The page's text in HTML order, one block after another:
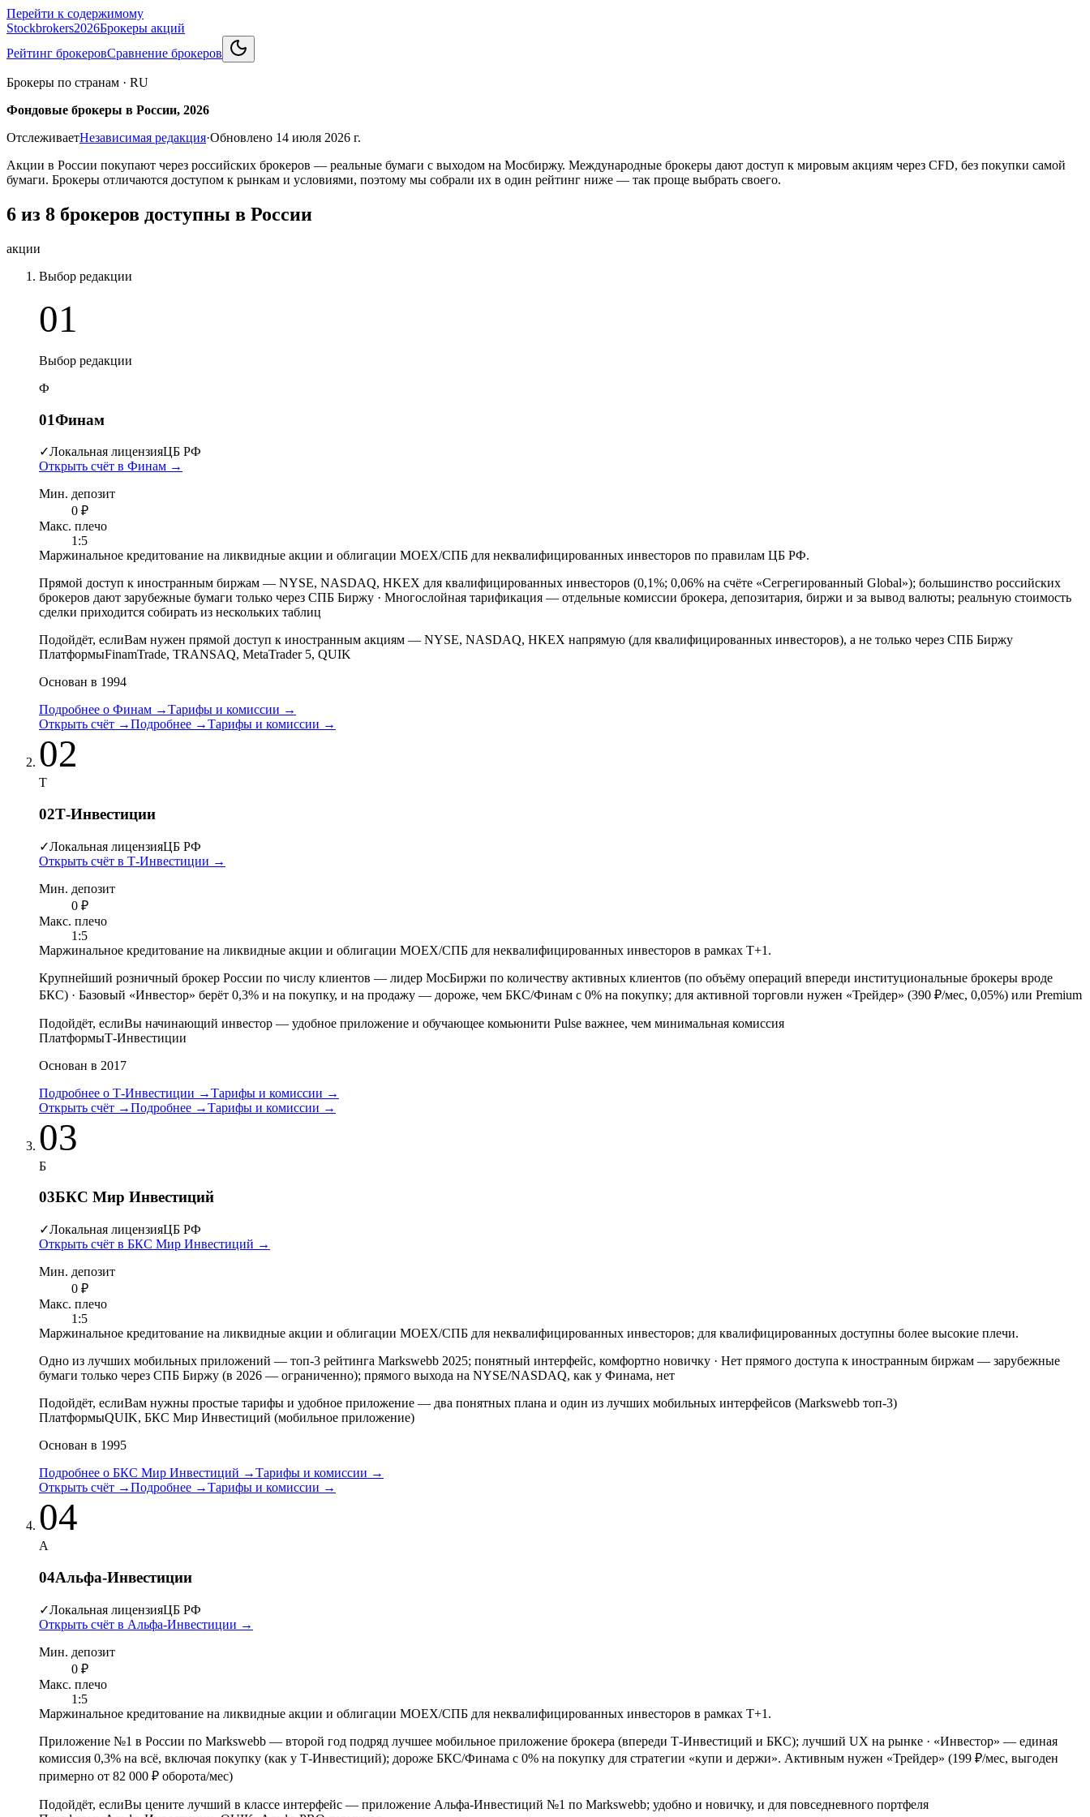
Перейти к содержимому
Stockbrokers2026Брокеры акций
Рейтинг брокеровСравнение брокеров
Брокеры по странам · RU
Фондовые брокеры в России, 2026
ОтслеживаетНезависимая редакция·Обновлено 14 июля 2026 г.
Акции в России покупают через российских брокеров — реальные бумаги с выходом на Мосбиржу. Международные брокеры дают доступ к мировым акциям через CFD, без покупки самой
бумаги. Брокеры отличаются доступом к рынкам и условиями, поэтому мы собрали их в один рейтинг ниже — так проще выбрать своего.
6 из 8 брокеров доступны в России
акции
Выбор редакции
01
Выбор редакции
Ф
01Финам
✓Локальная лицензияЦБ РФ
Открыть счёт в Финам →
Мин. депозит
0 ₽
Макс. плечо
1:5
Маржинальное кредитование на ликвидные акции и облигации MOEX/СПБ для неквалифицированных инвесторов по правилам ЦБ РФ.
Прямой доступ к иностранным биржам — NYSE, NASDAQ, HKEX для квалифицированных инвесторов (0,1%; 0,06% на счёте «Сегрегированный Global»); большинство российских
брокеров дают зарубежные бумаги только через СПБ Биржу · Многослойная тарификация — отдельные комиссии брокера, депозитария, биржи и за вывод валюты; реальную стоимость
сделки приходится собирать из нескольких таблиц
Подойдёт, еслиВам нужен прямой доступ к иностранным акциям — NYSE, NASDAQ, HKEX напрямую (для квалифицированных инвесторов), а не только через СПБ Биржу
ПлатформыFinamTrade, TRANSAQ, MetaTrader 5, QUIK
Основан в 1994
Подробнее о Финам →Тарифы и комиссии →
Открыть счёт →Подробнее →Тарифы и комиссии →
02
Т
02Т-Инвестиции
✓Локальная лицензияЦБ РФ
Открыть счёт в Т-Инвестиции →
Мин. депозит
0 ₽
Макс. плечо
1:5
Маржинальное кредитование на ликвидные акции и облигации MOEX/СПБ для неквалифицированных инвесторов в рамках T+1.
Крупнейший розничный брокер России по числу клиентов — лидер МосБиржи по количеству активных клиентов (по объёму операций впереди институциональные брокеры вроде
БКС) · Базовый «Инвестор» берёт 0,3% и на покупку, и на продажу — дороже, чем БКС/Финам с 0% на покупку; для активной торговли нужен «Трейдер» (390 ₽/мес, 0,05%) или Premium
Подойдёт, еслиВы начинающий инвестор — удобное приложение и обучающее комьюнити Pulse важнее, чем минимальная комиссия
ПлатформыТ-Инвестиции
Основан в 2017
Подробнее о Т-Инвестиции →Тарифы и комиссии →
Открыть счёт →Подробнее →Тарифы и комиссии →
03
Б
03БКС Мир Инвестиций
✓Локальная лицензияЦБ РФ
Открыть счёт в БКС Мир Инвестиций →
Мин. депозит
0 ₽
Макс. плечо
1:5
Маржинальное кредитование на ликвидные акции и облигации MOEX/СПБ для неквалифицированных инвесторов; для квалифицированных доступны более высокие плечи.
Одно из лучших мобильных приложений — топ-3 рейтинга Markswebb 2025; понятный интерфейс, комфортно новичку · Нет прямого доступа к иностранным биржам — зарубежные
бумаги только через СПБ Биржу (в 2026 — ограниченно); прямого выхода на NYSE/NASDAQ, как у Финама, нет
Подойдёт, еслиВам нужны простые тарифы и удобное приложение — два понятных плана и один из лучших мобильных интерфейсов (Markswebb топ-3)
ПлатформыQUIK, БКС Мир Инвестиций (мобильное приложение)
Основан в 1995
Подробнее о БКС Мир Инвестиций →Тарифы и комиссии →
Открыть счёт →Подробнее →Тарифы и комиссии →
04
А
04Альфа-Инвестиции
✓Локальная лицензияЦБ РФ
Открыть счёт в Альфа-Инвестиции →
Мин. депозит
0 ₽
Макс. плечо
1:5
Маржинальное кредитование на ликвидные акции и облигации MOEX/СПБ для неквалифицированных инвесторов в рамках T+1.
Приложение №1 в России по Markswebb — второй год подряд лучшее мобильное приложение брокера (впереди Т-Инвестиций и БКС); лучший UX на рынке · «Инвестор» — единая
комиссия 0,3% на всё, включая покупку (как у Т-Инвестиций); дороже БКС/Финама с 0% на покупку для стратегии «купи и держи». Активным нужен «Трейдер» (199 ₽/мес, выгоден
примерно от 82 000 ₽ оборота/мес)
Подойдёт, еслиВы цените лучший в классе интерфейс — приложение Альфа-Инвестиций №1 по Markswebb; удобно и новичку, и для повседневного портфеля